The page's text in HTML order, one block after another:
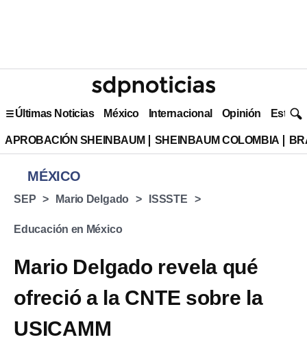
Últimas Noticias México Internacional Opinión Estilo
APROBACIÓN SHEINBAUM SHEINBAUM COLOMBIA
MÉXICO
SEP Mario Delgado ISSSTE
Educación en México
Mario Delgado revela qué
ofreció a la CNTE sobre la
USICAMM